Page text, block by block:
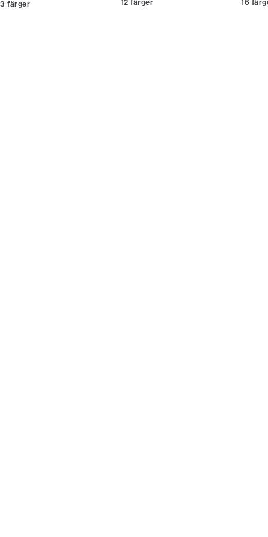
3 färger 12 färger 16